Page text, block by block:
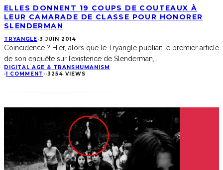
ELLES DONNENT 19 COUPS DE COUTEAUX À
LEUR CAMARADE DE CLASSE POUR HONORER
SLENDERMAN
TRYANGLE·3 JUIN 2014
Coincidence ? Hier, alors que le Tryangle publiait le premier article
de son enquête sur l’existence de Slenderman,...
DIGITAL AGE & TRANSHUMANISM
·1 COMMENT ··3254 VIEWS